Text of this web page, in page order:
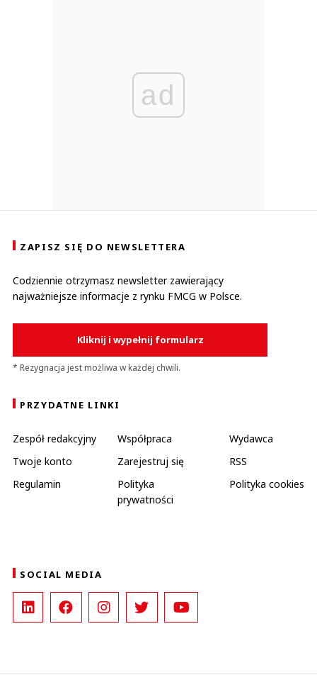
ad
ZAPISZ SIĘ DO NEWSLETTERA
Codziennie otrzymasz newsletter zawierający
najważniejsze informacje z rynku FMCG w Polsce.
Kliknij i wypełnij formularz
* Rezygnacja jest możliwa w każdej chwili.
PRZYDATNE LINKI
Zespół redakcyjny Współpraca
Wydawca
Twoje konto
Zarejestruj się
RSS
Regulamin
Polityka
prywatności
Polityka cookies
SOCIAL MEDIA